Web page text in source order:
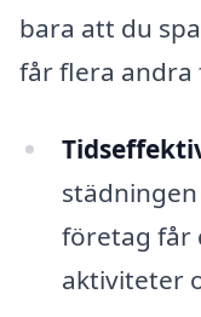
bara att du
får flera andra
företag får
aktiviteter